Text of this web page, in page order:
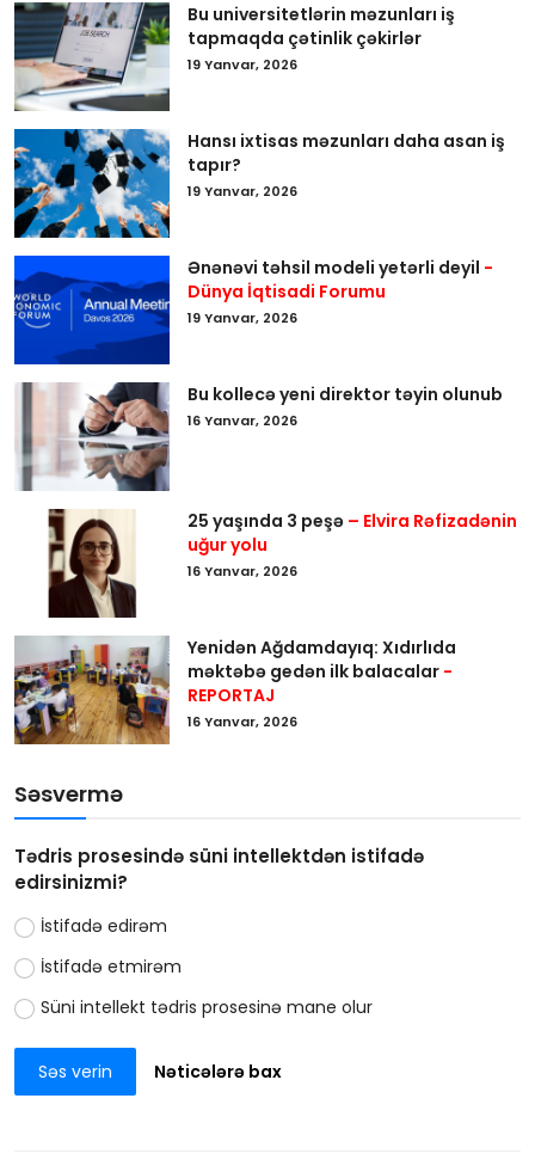
Bu universitetlərin məzunları iş
tapmaqda çətinlik çəkirlər
19 Yanvar, 2026
Hansı ixtisas məzunları daha asan iş
tapır?
19 Yanvar, 2026
Ənənəvi təhsil modeli yetərli deyil -
Dünya İqtisadi Forumu
19 Yanvar, 2026
Bu kollecə yeni direktor təyin olunub
16 Yanvar, 2026
25 yaşında 3 peşə – Elvira Rəfizadənin
uğur yolu
16 Yanvar, 2026
Yenidən Ağdamdayıq: Xıdırlıda
məktəbə gedən ilk balacalar -
REPORTAJ
16 Yanvar, 2026
Səsvermə
Tədris prosesində süni intellektdən istifadə
edirsinizmi?
İstifadə edirəm
İstifadə etmirəm
Süni intellekt tədris prosesinə mane olur
Səs verin Nəticələrə bax